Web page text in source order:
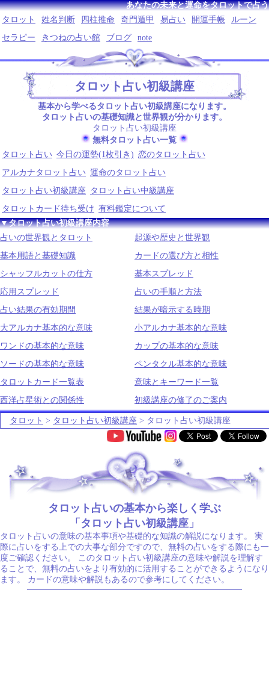
あなたの未来と運命をタロットで占う
タロット
姓名判断 四柱推命 奇門遁甲 易占い 開運手帳
ルーン
セラピー
きつねの占い館 ブログ note
タロット占い初級講座
基本から学べるタロット占い初級講座になります。
タロット占いの基礎知識と世界観が分かります。
タロット占い初級講座
無料タロット占い一覧
タロット占い 今日の運勢(1枚引き) 恋のタロット占い
アルカナタロット占い 運命のタロット占い
タロット占い初級講座
タロット占い中級講座
タロットカード待ち受け 有料鑑定について
▼タロット占い初級講座内容
占いの世界観とタロット
起源や歴史と世界観
基本用語と基礎知識
カードの選び方と相性
シャッフルカットの仕方
基本スプレッド
応用スプレッド
占いの手順と方法
占い結果の有効期間
結果が暗示する時期
大アルカナ基本的な意味
小アルカナ基本的な意味
ワンドの基本的な意味
カップの基本的な意味
ソードの基本的な意味
ペンタクル基本的な意味
タロットカード一覧表
意味とキーワード一覧
西洋占星術との関係性
初級講座の修了のご案内
タロット > タロット占い初級講座 > タロット占い初級講座
.
タロット占いの基本から楽しく学ぶ
「タロット占い初級講座」
タロット占いの意味の基本事項や基礎的な知識の解説になります。 実
際に占いをする上での大事な部分ですので、無料の占いをする際にも一
度ご確認ください。 このタロット占い初級講座の意味や解説を理解す
ることで、無料の占いをより有効的に活用することができるようになり
ます。 カードの意味や解説もあるので参考にしてください。